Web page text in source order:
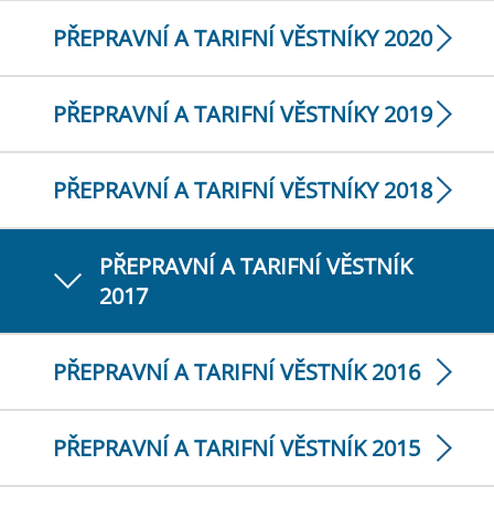
PŘEPRAVNÍ A TARIFNÍ VĚSTNÍKY 2020
PŘEPRAVNÍ A TARIFNÍ VĚSTNÍKY 2019
PŘEPRAVNÍ A TARIFNÍ VĚSTNÍKY 2018
PŘEPRAVNÍ A TARIFNÍ VĚSTNÍK
2017
PŘEPRAVNÍ A TARIFNÍ VĚSTNÍK 2016
PŘEPRAVNÍ A TARIFNÍ VĚSTNÍK 2015